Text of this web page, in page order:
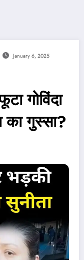
January 6, 2025
गोविंदा
का गुस्सा?